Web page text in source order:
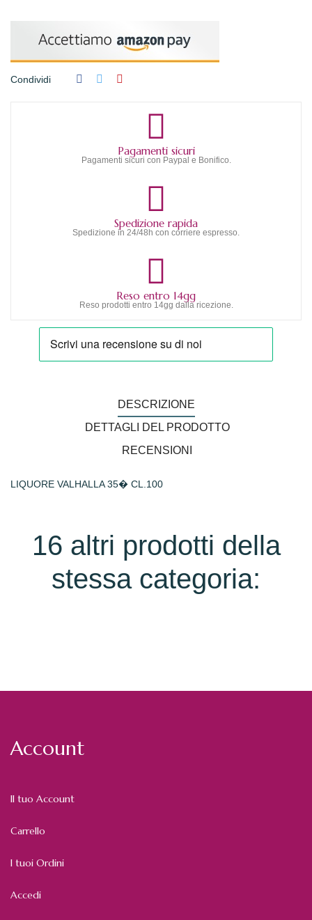
Condividi
Pagamenti sicuri
Pagamenti sicuri con Paypal e Bonifico.
Spedizione rapida
Spedizione in 24/48h con corriere espresso.
Reso entro 14gg
Reso prodotti entro 14gg dalla ricezione.
DESCRIZIONE
DETTAGLI DEL PRODOTTO
RECENSIONI
LIQUORE VALHALLA 35� CL.100
16 altri prodotti della
stessa categoria:
Account
Il tuo Account
Carrello
I tuoi Ordini
Accedi